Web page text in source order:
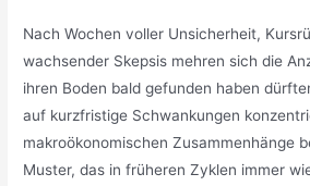
Nach Wochen voller Unsicherheit,
wachsender Skepsis mehren sich die
ihren Boden bald gefunden haben
auf kurzfristige Schwankungen
makroökonomischen Zusammenhänge
Muster, das in früheren Zyklen immer